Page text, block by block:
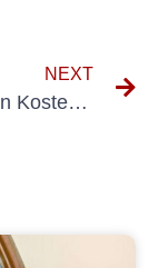
NEXT
Die wahren Kosten der DGUV 70-Prüfung: Was Sie wissen müssen